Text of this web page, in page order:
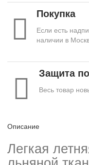
Покупка
Если есть
наличии в
Защита
Весь товар
Описание
Легкая